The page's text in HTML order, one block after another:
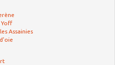
Yoff
Assainies